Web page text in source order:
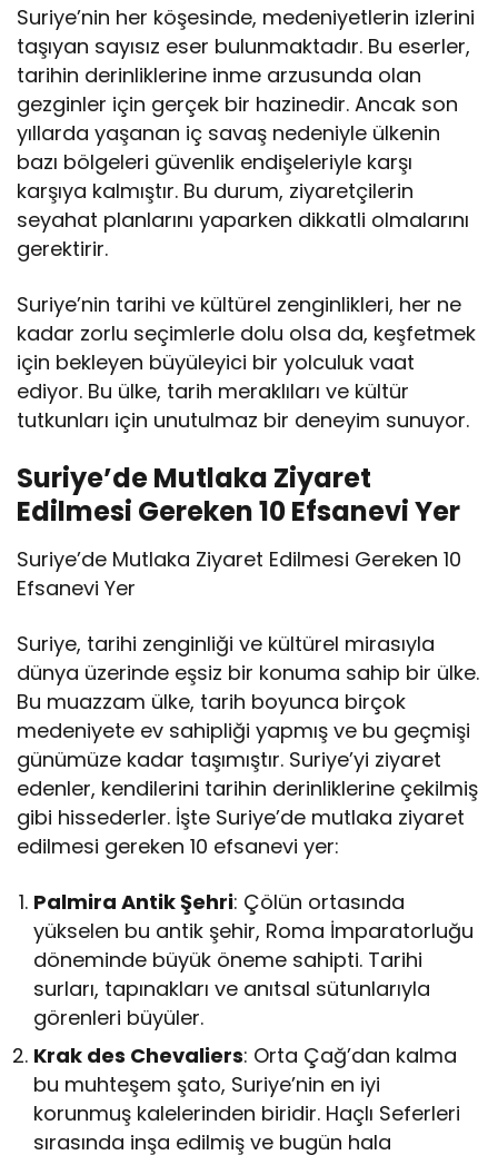
Suriye’nin her köşesinde, medeniyetlerin izlerini
taşıyan sayısız eser bulunmaktadır. Bu eserler,
tarihin derinliklerine inme arzusunda olan
gezginler için gerçek bir hazinedir. Ancak son
yıllarda yaşanan iç savaş nedeniyle ülkenin
bazı bölgeleri güvenlik endişeleriyle karşı
karşıya kalmıştır. Bu durum, ziyaretçilerin
seyahat planlarını yaparken dikkatli olmalarını
gerektirir.
Suriye’nin tarihi ve kültürel zenginlikleri, her ne
kadar zorlu seçimlerle dolu olsa da, keşfetmek
için bekleyen büyüleyici bir yolculuk vaat
ediyor. Bu ülke, tarih meraklıları ve kültür
tutkunları için unutulmaz bir deneyim sunuyor.
Suriye’de Mutlaka Ziyaret
Edilmesi Gereken 10 Efsanevi Yer
Suriye’de Mutlaka Ziyaret Edilmesi Gereken 10
Efsanevi Yer
Suriye, tarihi zenginliği ve kültürel mirasıyla
dünya üzerinde eşsiz bir konuma sahip bir ülke.
Bu muazzam ülke, tarih boyunca birçok
medeniyete ev sahipliği yapmış ve bu geçmişi
günümüze kadar taşımıştır. Suriye’yi ziyaret
edenler, kendilerini tarihin derinliklerine çekilmiş
gibi hissederler. İşte Suriye’de mutlaka ziyaret
edilmesi gereken 10 efsanevi yer:
Palmira Antik Şehri: Çölün ortasında
yükselen bu antik şehir, Roma İmparatorluğu
döneminde büyük öneme sahipti. Tarihi
surları, tapınakları ve anıtsal sütunlarıyla
görenleri büyüler.
Krak des Chevaliers: Orta Çağ’dan kalma
bu muhteşem şato, Suriye’nin en iyi
korunmuş kalelerinden biridir. Haçlı Seferleri
sırasında inşa edilmiş ve bugün hala